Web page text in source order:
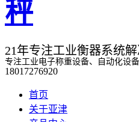
21年专注工业衡器系统
专注工业电子称重设备、自动化设
18017276920
首页
关于亚津